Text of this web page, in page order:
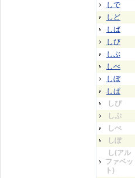
しで
しど
しば
しび
しぶ
しべ
しぼ
しぱ
しぴ
しぷ
しぺ
しぽ
し(アル
ファベッ
ト)